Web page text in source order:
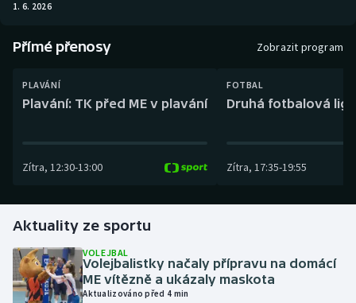
Dostihy
Futsal
Gymnastika
Házená
1. 6. 2026
Přímé přenosy Zobrazit program
PLAVÁNÍ
Plavání: TK před ME v plavání
Zítra, 12:30-13:00
FOTBAL
Druhá fotbalová
Zítra, 17:35-19:55
Aktuality ze sportu
VOLEJBAL
Volejbalistky načaly přípravu na domácí
ME vítězně a ukázaly maskota
Aktualizováno před 4 min